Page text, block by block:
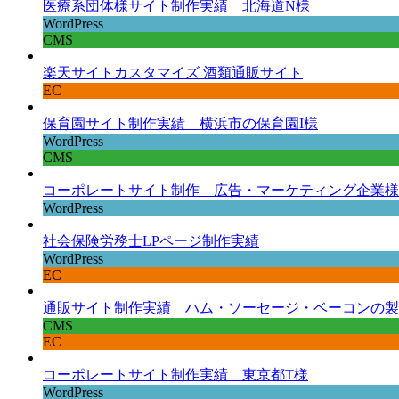
医療系団体様サイト制作実績 北海道N様
WordPress
CMS
楽天サイトカスタマイズ 酒類通販サイト
EC
保育園サイト制作実績 横浜市の保育園I様
WordPress
CMS
コーポレートサイト制作 広告・マーケティング企業様
WordPress
社会保険労務士LPページ制作実績
WordPress
EC
通販サイト制作実績 ハム・ソーセージ・ベーコンの
CMS
EC
コーポレートサイト制作実績 東京都T様
WordPress